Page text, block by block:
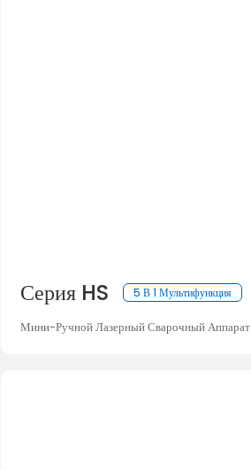
Серия HS 5 В 1 Мультифункция
Мини-Ручной Лазерный Сварочный Аппарат